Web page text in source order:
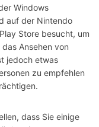
Windows
auf der Nintendo
Store besucht, um
Ansehen von
jedoch etwas
zu empfehlen
dass Sie einige